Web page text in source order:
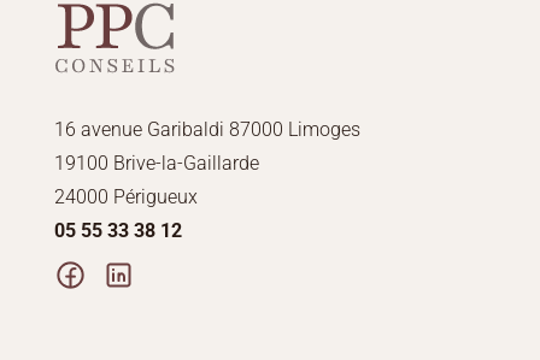
16 avenue Garibaldi 87000 Limoges
19100 Brive-la-Gaillarde
24000 Périgueux
05 55 33 38 12